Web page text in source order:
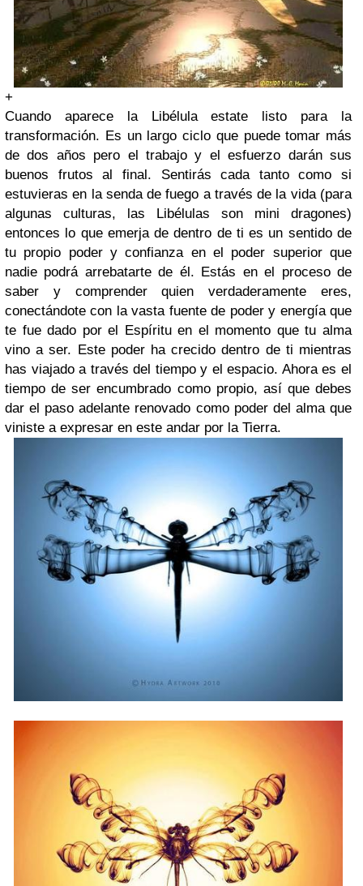
+
Cuando aparece la Libélula estate listo para la
transformación. Es un largo ciclo que puede tomar más
de dos años pero el trabajo y el esfuerzo darán sus
buenos frutos al final. Sentirás cada tanto como si
estuvieras en la senda de fuego a través de la vida (para
algunas culturas, las Libélulas son mini dragones)
entonces lo que emerja de dentro de ti es un sentido de
tu propio poder y confianza en el poder superior que
nadie podrá arrebatarte de él. Estás en el proceso de
saber y comprender quien verdaderamente eres,
conectándote con la vasta fuente de poder y energía que
te fue dado por el Espíritu en el momento que tu alma
vino a ser. Este poder ha crecido dentro de ti mientras
has viajado a través del tiempo y el espacio. Ahora es el
tiempo de ser encumbrado como propio, así que debes
dar el paso adelante renovado como poder del alma que
viniste a expresar en este andar por la Tierra.